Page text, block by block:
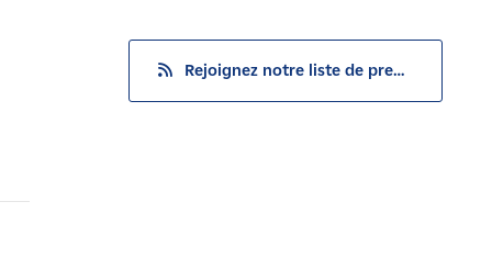
Rejoignez notre liste de presse